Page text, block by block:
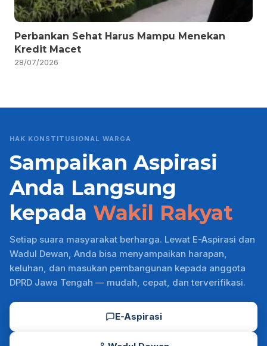
Perbankan Sehat Harus Mampu Menekan
Kredit Macet
28/07/2026
HAK KONSTITUSIONAL WARGA
Sampaikan Aspirasi
Anda Langsung
kepada Wakil Rakyat
Setiap suara masyarakat berharga. Lewat E-Aspirasi dan
Wadul Dewan, Anda bisa menyampaikan harapan,
keluhan, dan masukan pembangunan kepada anggota
DPRD Jawa Tengah — mudah, cepat, dan terverifikasi.
E-Aspirasi